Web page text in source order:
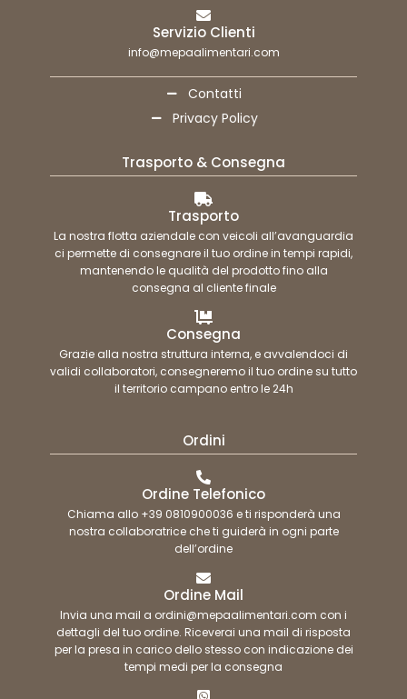
Servizio Clienti
info@mepaalimentari.com
Contatti
Privacy Policy
Trasporto & Consegna
Trasporto
La nostra flotta aziendale con veicoli all’avanguardia
ci permette di consegnare il tuo ordine in tempi rapidi,
mantenendo le qualità del prodotto fino alla
consegna al cliente finale
Consegna
Grazie alla nostra struttura interna, e avvalendoci di
validi collaboratori, consegneremo il tuo ordine su tutto
il territorio campano entro le 24h
Ordini
Ordine Telefonico
Chiama allo +39 0810900036 e ti risponderà una
nostra collaboratrice che ti guiderà in ogni parte
dell’ordine
Ordine Mail
Invia una mail a ordini@mepaalimentari.com con i
dettagli del tuo ordine. Riceverai una mail di risposta
per la presa in carico dello stesso con indicazione dei
tempi medi per la consegna